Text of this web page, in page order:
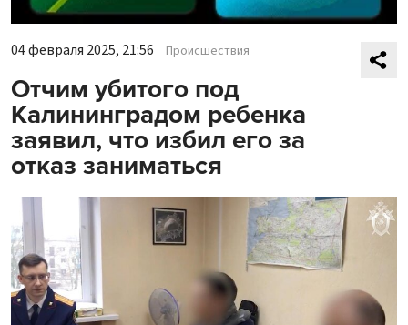
04 февраля 2025, 21:56 Происшествия
Отчим убитого под
Калининградом ребенка
заявил, что избил его за
отказ заниматься